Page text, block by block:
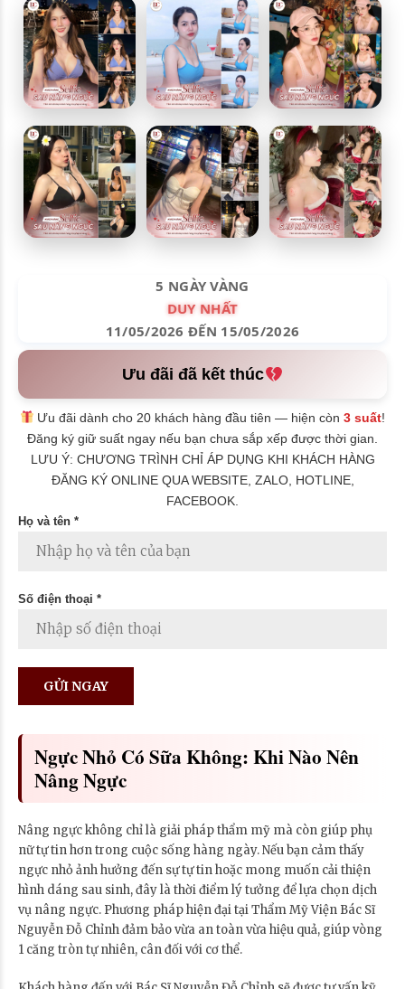
5 NGÀY VÀNG
DUY NHẤT
11/05/2026 ĐẾN 15/05/2026
Ưu đãi đã kết thúc
Ưu đãi dành cho 20 khách hàng đầu tiên — hiện còn3 suất!
Đăng ký giữ suất ngay nếu bạn chưa sắp xếp được thời gian.
LƯU Ý: CHƯƠNG TRÌNH CHỈ ÁP DỤNG KHI KHÁCH HÀNG
ĐĂNG KÝ ONLINE QUA WEBSITE, ZALO, HOTLINE,
FACEBOOK.
Họ và tên *
Số điện thoại *
Ngực Nhỏ Có Sữa Không: Khi Nào Nên
Nâng Ngực
Nâng ngực không chỉ là giải pháp thẩm mỹ mà còn giúp phụ
nữ tự tin hơn trong cuộc sống hàng ngày. Nếu bạn cảm thấy
ngực nhỏ ảnh hưởng đến sự tự tin hoặc mong muốn cải thiện
hình dáng sau sinh, đây là thời điểm lý tưởng để lựa chọn dịch
vụ nâng ngực. Phương pháp hiện đại tại Thẩm Mỹ Viện Bác Sĩ
Nguyễn Đỗ Chỉnh đảm bảo vừa an toàn vừa hiệu quả, giúp vòng
1 căng tròn tự nhiên, cân đối với cơ thể.